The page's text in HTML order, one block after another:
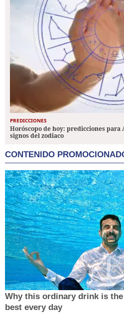
PREDICCIONES
Horóscopo de hoy: predicciones para
signos del zodiaco
CONTENIDO
Why this ordinary drink is
best every day